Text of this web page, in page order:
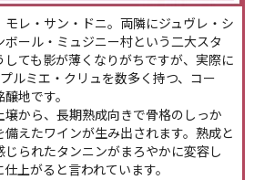
レ・サン・ドニ。両隣にジュヴレ・シ
ール・ミュジニー村という二大スタ
ても影が薄くなりがちですが、実際に
ルミエ・クリュを数多く持つ、コー
地です。
から、長期熟成向きで骨格のしっか
えたワインが生み出されます。熟成と
られたタンニンがまろやかに変容し
上がると言われています。